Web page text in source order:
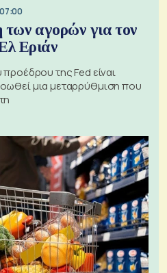
αγορών για τον
Εριάν
της Fed είναι
μια μεταρρύθμιση που